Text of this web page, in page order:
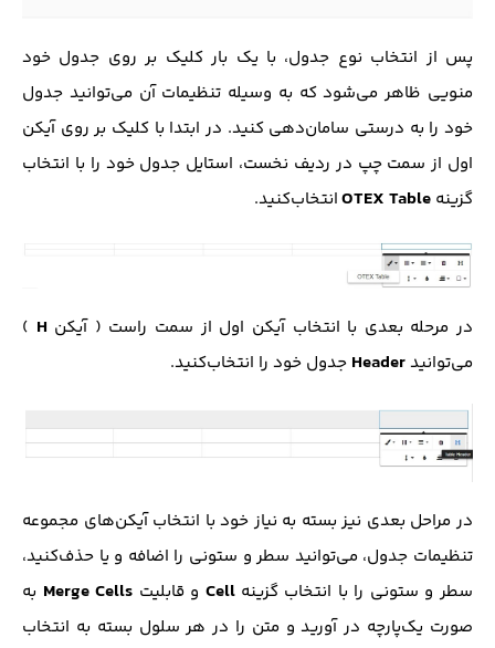
پس از انتخاب نوع جدول، با یک بار کلیک بر روی جدول خود
منویی ظاهر می‌شود که به وسیله تنظیمات آن می‌توانید جدول
خود را به درستی سامان‌دهی کنید. در ابتدا با کلیک بر روی آیکن
اول از سمت چپ در ردیف نخست، استایل جدول خود را با انتخاب
گزینه OTEX Tableانتخاب‌کنید.
در مرحله بعدی با انتخاب آیکن اول از سمت راست ( آیکن H
)
می‌توانیدHeader جدول خود را انتخاب‌کنید.
در مراحل بعدی نیز بسته به نیاز خود با انتخاب آیکن‌های مجموعه
تنظیمات جدول، می‌توانید سطر و ستونی را اضافه و یا حذف‌کنید،
سطر و ستونی را با انتخاب گزینه Cell و قابلیت Merge Cells به
صورت یک‌پارچه در آورید و متن را در هر سلول بسته به انتخاب